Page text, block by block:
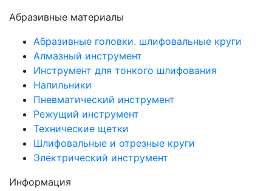
Абразивные материалы
Абразивные головки. шлифовальные круги
Алмазный инструмент
Инструмент для тонкого шлифования
Напильники
Пневматический инструмент
Режущий инструмент
Технические щетки
Шлифовальные и отрезные круги
Электрический инструмент
Информация